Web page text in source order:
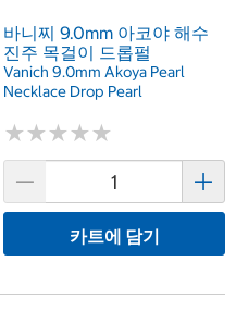
바니찌 9.0mm 아코야 해수
진주 목걸이 드롭펄
Vanich 9.0mm Akoya Pearl
Necklace Drop Pearl
★★★★★
★★★★★
카트에 담기